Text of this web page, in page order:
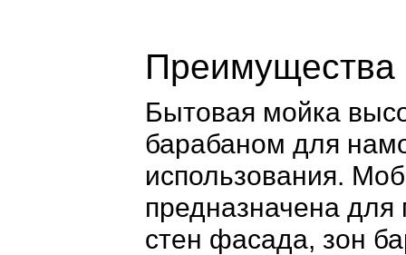
Преимущества
Бытовая мойка
барабаном для
использования.
предназначена
стен фасада, зон